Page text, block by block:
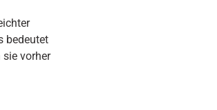
bedeutet
vorher